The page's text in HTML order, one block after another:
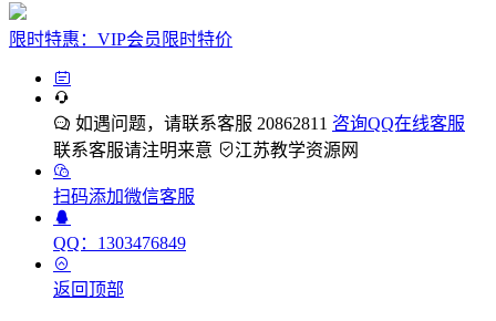
限时特惠：VIP会员限时特价
如遇问题，请联系客服 20862811 咨询QQ在线客服
联系客服请注明来意
江苏教学资源网
扫码添加微信客服
QQ：1303476849
返回顶部